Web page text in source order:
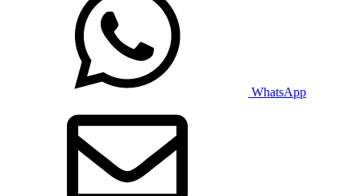
WhatsApp